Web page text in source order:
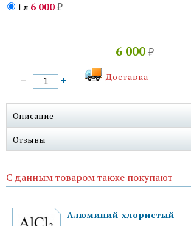
1 л 6 000 ₽
6 000 ₽
Доставка
Описание
Отзывы
С данным товаром также покупают
Алюминий хлористый